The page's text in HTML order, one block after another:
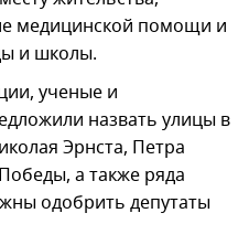
медицинской помощи и
и школы.
ученые и
назвать улицы в
Эрнста, Петра
а также ряда
одобрить депутаты